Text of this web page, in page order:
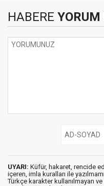
HABERE
UYARI: Küfür, hakaret, rencide
içeren, imla kuralları ile
Türkçe karakter kullanılmayan